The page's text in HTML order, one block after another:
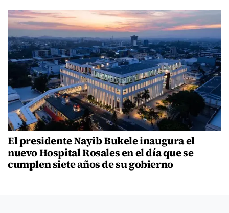
El presidente Nayib Bukele inaugura el
nuevo Hospital Rosales en el día que se
cumplen siete años de su gobierno